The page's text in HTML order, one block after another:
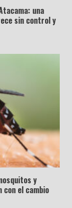
una
sin control y
y
con el cambio